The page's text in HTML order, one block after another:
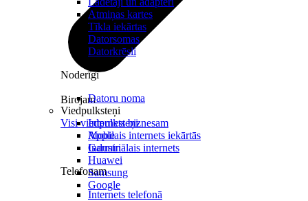
Birojam
Internets biznesam
Mobilais internets iekārtās
Industriālais internets
Telefonam
Internets telefonā
Atmiņas kartes
Tīkla iekārtas
Datorsomas
Datorkrēsli
Noderīgi
Datoru noma
Viedpulksteņi
Visi viedpulksteņi
Apple
Garmin
Huawei
Samsung
Google